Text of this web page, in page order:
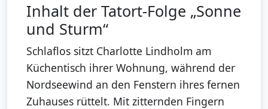
Inhalt der Tatort-Folge „Sonne
und Sturm“
Schlaflos sitzt Charlotte Lindholm am
Küchentisch ihrer Wohnung, während der
Nordseewind an den Fenstern ihres fernen
Zuhauses rüttelt. Mit zitternden Fingern